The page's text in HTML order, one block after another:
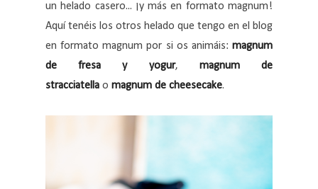
un helado casero... ¡y más en formato magnum!
Aquí tenéis los otros helado que tengo en el blog
en formato magnum por si os animáis: magnum
de fresa y yogur, magnum de
stracciatella o magnum de cheesecake.